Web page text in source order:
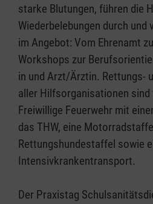
starke Blutungen, führen die
Wiederbelebungen durch und
im Angebot: Vom Ehrenamt
Workshops zur
in und Arzt/Ärztin. Rettungs-
aller Hilfsorganisationen sind
Freiwillige Feuerwehr mit
das THW, eine
Rettungshundestaffel sowie
Intensivkrankentransport.
Der Praxistag